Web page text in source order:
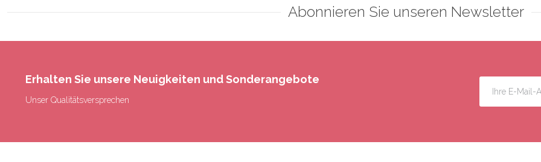
Abonnieren Sie unseren Newsletter
Erhalten Sie unsere Neuigkeiten und Sonderangebote
Unser Qualitätsversprechen